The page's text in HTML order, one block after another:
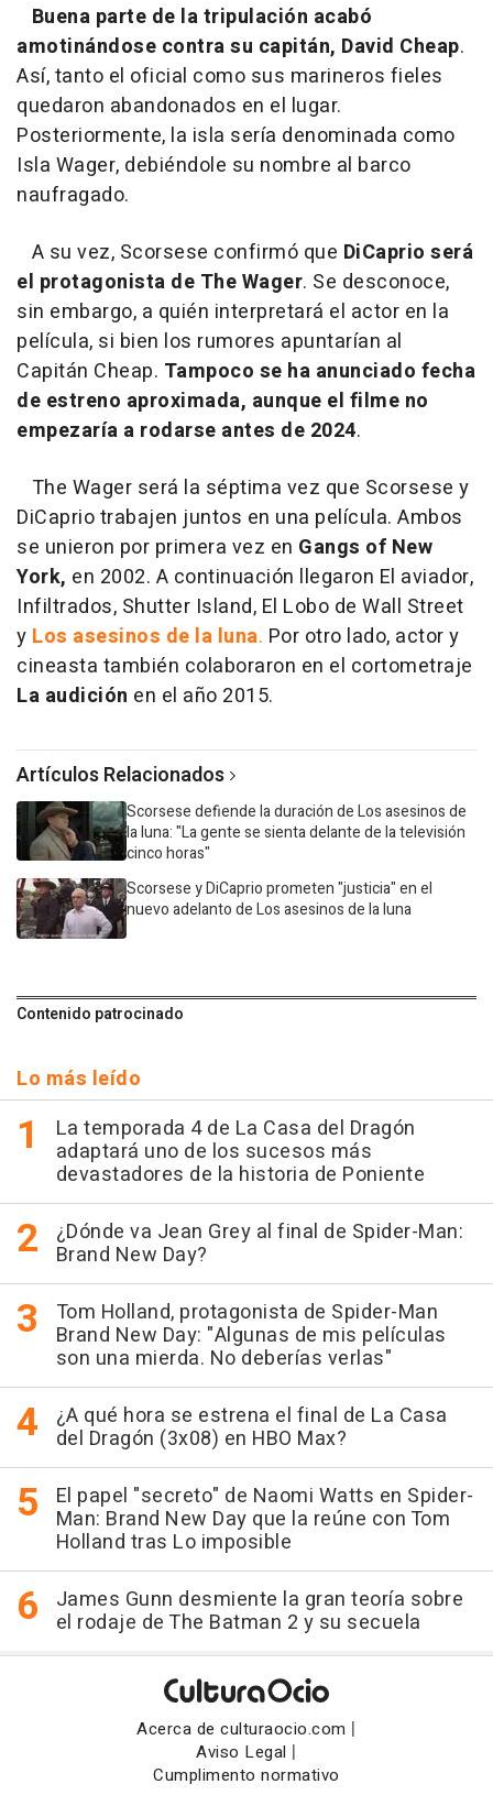
Buena parte de la tripulación acabó
amotinándose contra su capitán, David Cheap.
Así, tanto el oficial como sus marineros fieles
quedaron abandonados en el lugar.
Posteriormente, la isla sería denominada como
Isla Wager, debiéndole su nombre al barco
naufragado.
A su vez, Scorsese confirmó que DiCaprio será
el protagonista de The Wager. Se desconoce,
sin embargo, a quién interpretará el actor en la
película, si bien los rumores apuntarían al
Capitán Cheap. Tampoco se ha anunciado fecha
de estreno aproximada, aunque el filme no
empezaría a rodarse antes de 2024.
The Wager será la séptima vez que Scorsese y
DiCaprio trabajen juntos en una película. Ambos
se unieron por primera vez en Gangs of New
York, en 2002. A continuación llegaron El aviador,
Infiltrados, Shutter Island, El Lobo de Wall Street
y Los asesinos de la luna. Por otro lado, actor y
cineasta también colaboraron en el cortometraje
La audición en el año 2015.
Artículos Relacionados
Scorsese defiende la duración de Los asesinos de
la luna: "La gente se sienta delante de la televisión
cinco horas"
Scorsese y DiCaprio prometen "justicia" en el
nuevo adelanto de Los asesinos de la luna
Contenido patrocinado
Lo más leído
La temporada 4 de La Casa del Dragón
adaptará uno de los sucesos más
devastadores de la historia de Poniente
¿Dónde va Jean Grey al final de Spider-Man:
Brand New Day?
Tom Holland, protagonista de Spider-Man
Brand New Day: "Algunas de mis películas
son una mierda. No deberías verlas"
¿A qué hora se estrena el final de La Casa
del Dragón (3x08) en HBO Max?
El papel "secreto" de Naomi Watts en Spider-
Man: Brand New Day que la reúne con Tom
Holland tras Lo imposible
James Gunn desmiente la gran teoría sobre
el rodaje de The Batman 2 y su secuela
Acerca de culturaocio.com |
Aviso Legal |
Cumplimento normativo